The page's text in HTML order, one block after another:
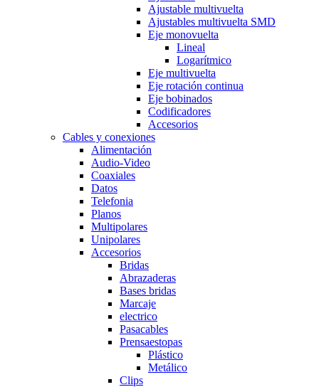
Ajustable multivuelta
Ajustables multivuelta SMD
Eje monovuelta
Lineal
Logarítmico
Eje multivuelta
Eje rotación continua
Eje bobinados
Codificadores
Accesorios
Cables y conexiones
Alimentación
Audio-Video
Coaxiales
Datos
Telefonia
Planos
Multipolares
Unipolares
Accesorios
Bridas
Abrazaderas
Bases bridas
Marcaje
electrico
Pasacables
Prensaestopas
Plástico
Metálico
Clips